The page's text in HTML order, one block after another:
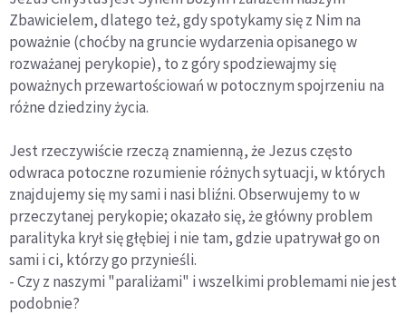
Zbawicielem, dlatego też, gdy spotykamy się z Nim na
poważnie (choćby na gruncie wydarzenia opisanego w
rozważanej perykopie), to z góry spodziewajmy się
poważnych przewartościowań w potocznym spojrzeniu na
różne dziedziny życia.
Jest rzeczywiście rzeczą znamienną, że Jezus często
odwraca potoczne rozumienie różnych sytuacji, w których
znajdujemy się my sami i nasi bliźni. Obserwujemy to w
przeczytanej perykopie; okazało się, że główny problem
paralityka krył się głębiej i nie tam, gdzie upatrywał go on
sami i ci, którzy go przynieśli.
- Czy z naszymi "paraliżami" i wszelkimi problemami nie jest
podobnie?